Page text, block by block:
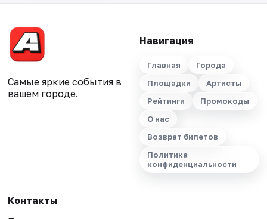
Самые яркие события в
вашем городе.
Навигация
Главная
Города
Площадки
Артисты
Рейтинги
Промокоды
О нас
Возврат билетов
Политика
конфиденциальности
Контакты